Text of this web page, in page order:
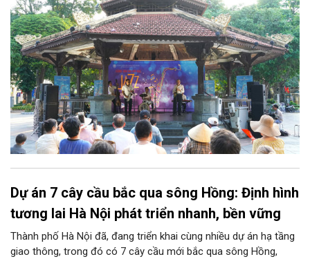
sống.
Dự án 7 cây cầu bắc qua sông Hồng: Định hình
tương lai Hà Nội phát triển nhanh, bền vững
Thành phố Hà Nội đã, đang triển khai cùng nhiều dự án hạ tầng
giao thông, trong đó có 7 cây cầu mới bắc qua sông Hồng,